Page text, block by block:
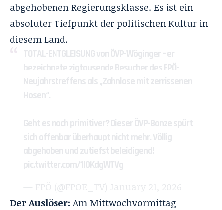
abgehobenen Regierungsklasse. Es ist ein
absoluter Tiefpunkt der politischen Kultur in
diesem Land.
TOTAL-ENTGLEISUNG von ÖVP-Wöginger – er
bezeichnete zigtausende Besucher des FPÖ-
Neujahrstreffens als „Zahnlose mit zerrissenen
Hosen“.
Geht es noch primitiver? Dieser ÖVP-Bonze spürt
sich offenbar überhaupt nicht mehr. Völlig
abgehoben und zutiefst beleidigend!
pic.twitter.com/1l0KdgWTVg
— FPÖ (@FPOE_TV) January 21, 2026
Der Auslöser: Am Mittwochvormittag